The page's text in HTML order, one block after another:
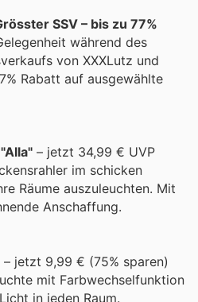
SSV – bis zu 77%
während des
von XXXLutz und
Rabatt auf ausgewählte
– jetzt 34,99 € UVP
im schicken
Räume auszuleuchten. Mit
Anschaffung.
– jetzt 9,99 € (75% sparen)
mit Farbwechselfunktion
in jeden Raum.